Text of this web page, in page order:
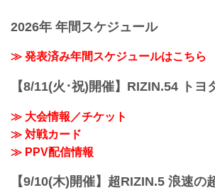
グラウンド｜柔術｜
カルシャガ・ダウト
カルシャガ・ダウ
HIROSHIMAのPPV
RIZIN LIVE、
がスタート！（※ス
お得なPPV前売り
2026年 年間スケジュール
≫ 発表済み年間スケジュールはこちら
【8/11(火･祝)開催】RIZIN.54 トヨ
≫ 大会情報／チケット
≫ 対戦カード
≫ PPV配信情報
【9/10(木)開催】超RIZIN.5 浪速の